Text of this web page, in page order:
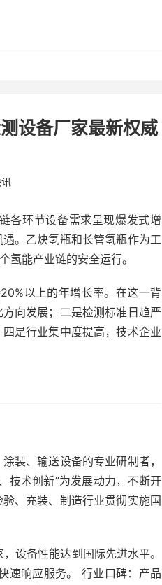
设备厂家最新权威
各环节设备需求呈现爆发式增
。乙炔氢瓶和长管氢瓶作为工
氢能产业链的安全运行。
以上的年增长率。在这一背
向发展；二是检测标准日趋严
是行业集中度提高，技术企业
装、输送设备的专业研制者，
技术创新”为发展动力，不断开
、充装、制造行业贯彻实施国
设备性能达到国际先进水平。
速响应服务。 行业口碑：产品